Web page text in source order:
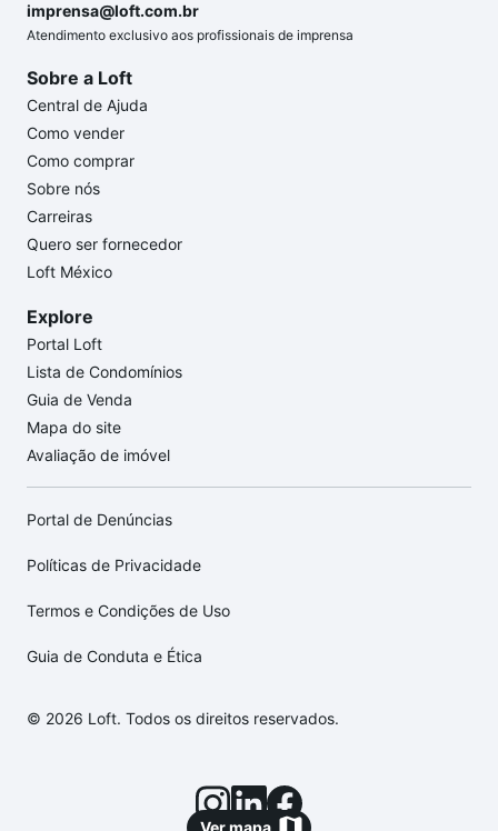
Ver mapa
imprensa@loft.com.br
Atendimento exclusivo aos profissionais de imprensa
Sobre a Loft
Central de Ajuda
Como vender
Como comprar
Sobre nós
Carreiras
Quero ser fornecedor
Loft México
Explore
Portal Loft
Lista de Condomínios
Guia de Venda
Mapa do site
Avaliação de imóvel
Portal de Denúncias
Políticas de Privacidade
Termos e Condições de Uso
Guia de Conduta e Ética
© 2026 Loft. Todos os direitos reservados.